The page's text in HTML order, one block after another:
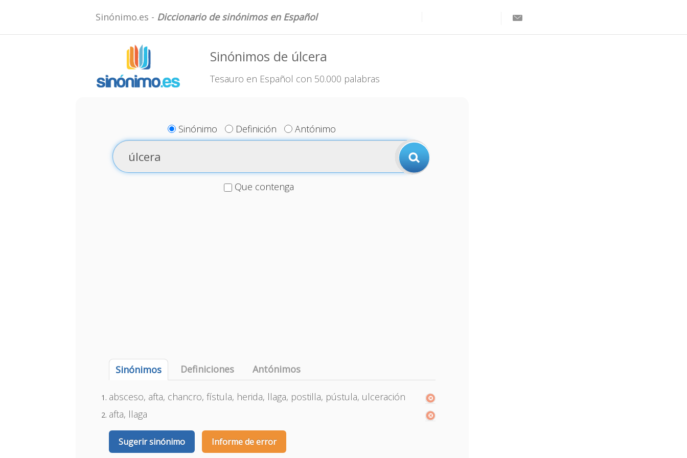
Sinónimo.es - Diccionario de sinónimos en Español
Sinónimos de úlcera
Tesauro en Español con 50.000 palabras
Sinónimo Definición Antónimo
Que contenga
Sinónimos Definiciones Antónimos
absceso, afta, chancro, fístula, herida, llaga, postilla, pústula, ulceración
afta, llaga
Sugerir sinónimo Informe de error